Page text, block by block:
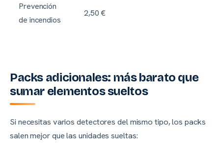
Prevención
de incendios
2,50 €
Packs adicionales: más barato que
sumar elementos sueltos
Si necesitas varios detectores del mismo tipo, los packs
salen mejor que las unidades sueltas: